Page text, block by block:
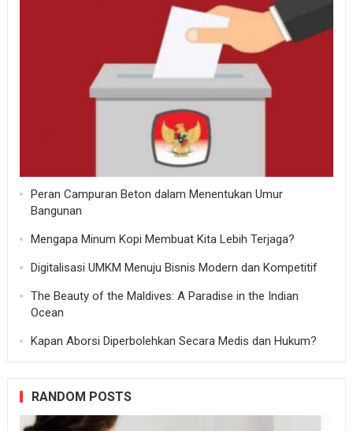
Peran Campuran Beton dalam Menentukan Umur
Bangunan
Mengapa Minum Kopi Membuat Kita Lebih Terjaga?
Digitalisasi UMKM Menuju Bisnis Modern dan Kompetitif
The Beauty of the Maldives: A Paradise in the Indian
Ocean
Kapan Aborsi Diperbolehkan Secara Medis dan Hukum?
RANDOM POSTS